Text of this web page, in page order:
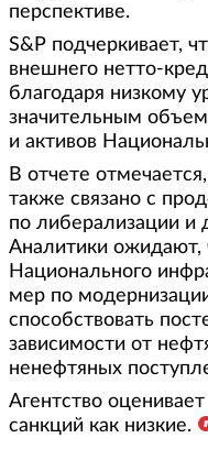
перспективе.
S&P подчеркивает,
внешнего нетто-
благодаря низкому
значительным
и активов
В отчете
также связано с
по либерализации и
Аналитики ожидают,
Национального
мер по
способствовать
зависимости от
ненефтяных
Агентство
санкций как низкие.